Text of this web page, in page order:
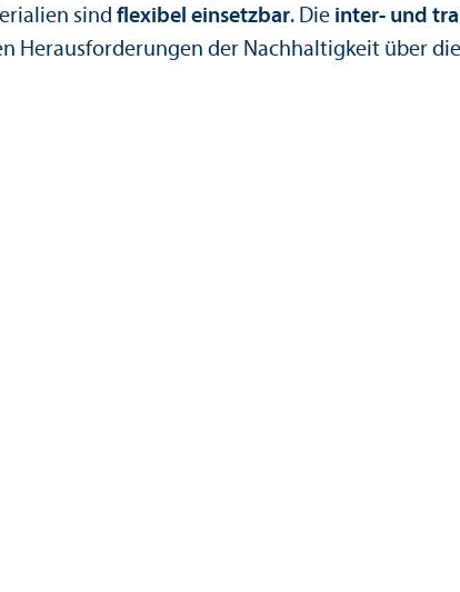
sind flexibel einsetzbar. Die inter- und
Herausforderungen der Nachhaltigkeit über